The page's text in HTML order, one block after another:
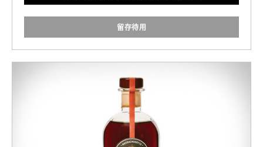
留存待用